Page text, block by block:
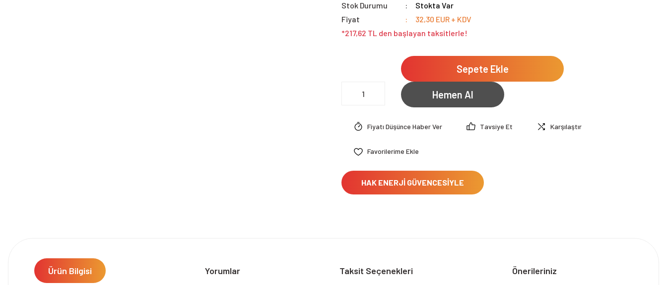
Stok Durumu
Stokta Var
Fiyat
32,30 EUR + KDV
*217,62 TL den başlayan taksitlerle!
Sepete Ekle
Hemen Al
Fiyatı Düşünce Haber Ver Tavsiye Et Karşılaştır
HAK ENERJİ GÜVENCESİYLE
Ürün Bilgisi Yorumlar Taksit Seçenekleri Önerileriniz